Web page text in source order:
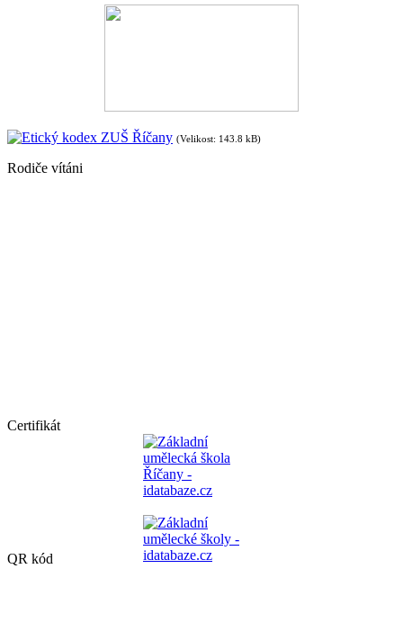
Etický kodex ZUŠ Říčany (Velikost: 143.8 kB)
Rodiče vítáni
Certifikát
QR kód